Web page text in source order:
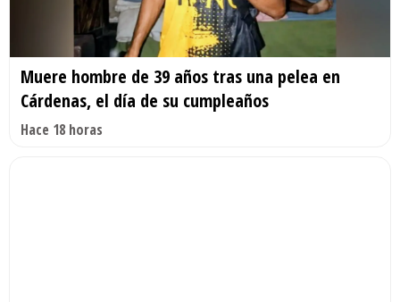
Muere hombre de 39 años tras una pelea en
Cárdenas, el día de su cumpleaños
Hace 18 horas